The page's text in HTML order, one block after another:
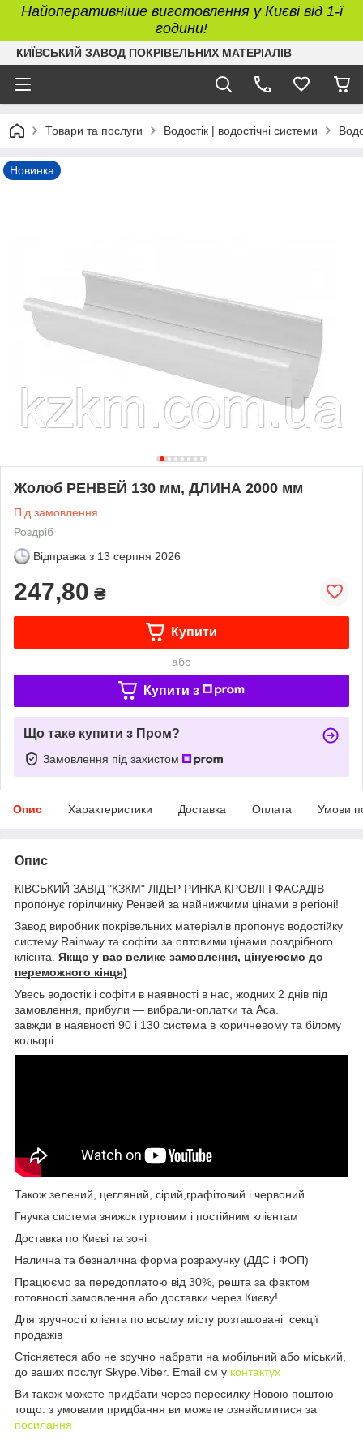
Найоперативніше виготовлення у Києві від 1-ї
години!
КИЇВСЬКИЙ ЗАВОД ПОКРІВЕЛЬНИХ МАТЕРІАЛІВ
Товари та послуги Водостік | водостічні системи
Новинка
Жолоб РЕНВЕЙ 130 мм, ДЛИНА 2000 мм
Під замовлення
Роздріб
Відправка з 13 серпня 2026
247,80 ₴
Купити
або
Купити з
Що таке купити з Пром?
Замовлення під захистом
Опис Характеристики Доставка Оплата Умови
Опис
КІВСЬКИЙ ЗАВІД "КЗКМ" ЛІДЕР РИНКА КРОВЛІ І ФАСАДІВ
пропонує горілчинку Ренвей за найнижчими цінами в регіоні!
Завод виробник покрівельних матеріалів пропонує водостійку
систему Rainway та софіти за оптовими цінами роздрібного
клієнта. Якщо у вас велике замовлення, цінуеюємо до
переможного кінця)
Увесь водостік і софіти в наявності в нас, жодних 2 днів під
замовлення, прибули — вибрали-оплатки та Аса.
завжди в наявності 90 і 130 система в коричневому та білому
кольорі.
Також зелений, цегляний, сірий,графітовий і червоний.
Гнучка система знижок гуртовим і постійним клієнтам
Доставка по Києві та зоні
Налична та безналічна форма розрахунку (ДДС і ФОП)
Працюємо за передоплатою від 30%, решта за фактом
готовності замовлення або доставки через Києву!
Для зручності клієнта по всьому місту розташовані секції
продажів
Стісняєтеся або не зручно набрати на мобільний або міський,
до ваших послуг Skype.Viber. Email см у контактух
Ви також можете придбати через пересилку Новою поштою
тощо. з умовами придбання ви можете ознайомитися за
посилання